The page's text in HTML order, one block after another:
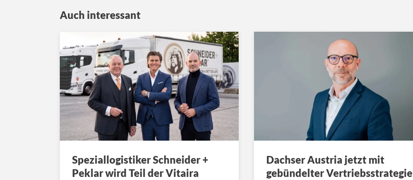
Auch interessant
Speziallogistiker Schneider +
Peklar wird Teil der Vitaira
Dachser Austria jetzt mit
gebündelter Vertriebsstrategie